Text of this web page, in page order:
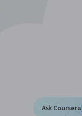
Ask Coursera